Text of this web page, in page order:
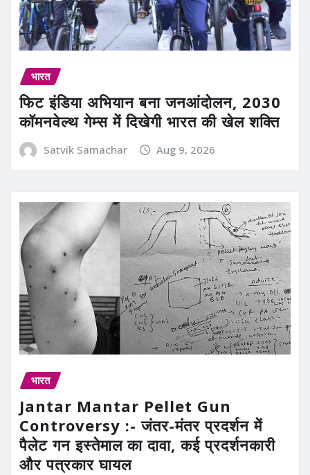
भारत
फिट इंडिया अभियान बना जनआंदोलन, 2030
कॉमनवेल्थ गेम्स में दिखेगी भारत की खेल शक्ति
Satvik Samachar Aug 9, 2026
भारत
Jantar Mantar Pellet Gun
Controversy :- जंतर-मंतर प्रदर्शन में
पैलेट गन इस्तेमाल का दावा, कई प्रदर्शनकारी
और पत्रकार घायल